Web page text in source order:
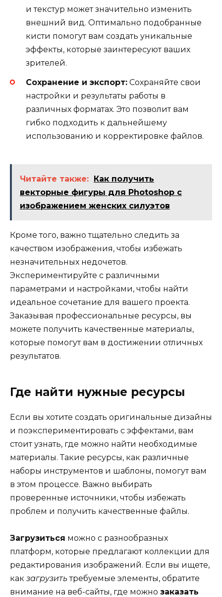
и текстур может значительно изменить
внешний вид. Оптимально подобранные
кисти помогут вам создать уникальные
эффекты, которые заинтересуют ваших
зрителей.
Сохранение и экспорт: Сохраняйте свои
настройки и результаты работы в
различных форматах. Это позволит вам
гибко подходить к дальнейшему
использованию и корректировке файлов.
Читайте также: Как получить
векторные фигуры для Photoshop с
изображением женских силуэтов
Кроме того, важно тщательно следить за
качеством изображения, чтобы избежать
незначительных недочетов.
Экспериментируйте с различными
параметрами и настройками, чтобы найти
идеальное сочетание для вашего проекта.
Заказывая профессиональные ресурсы, вы
можете получить качественные материалы,
которые помогут вам в достижении отличных
результатов.
Где найти нужные ресурсы
Если вы хотите создать оригинальные дизайны
и поэкспериментировать с эффектами, вам
стоит узнать, где можно найти необходимые
материалы. Такие ресурсы, как различные
наборы инструментов и шаблоны, помогут вам
в этом процессе. Важно выбирать
проверенные источники, чтобы избежать
проблем и получить качественные файлы.
Загрузиться можно с разнообразных
платформ, которые предлагают коллекции для
редактирования изображений. Если вы ищете,
как загрузитьтребуемые элементы, обратите
внимание на веб-сайты, где можно заказать